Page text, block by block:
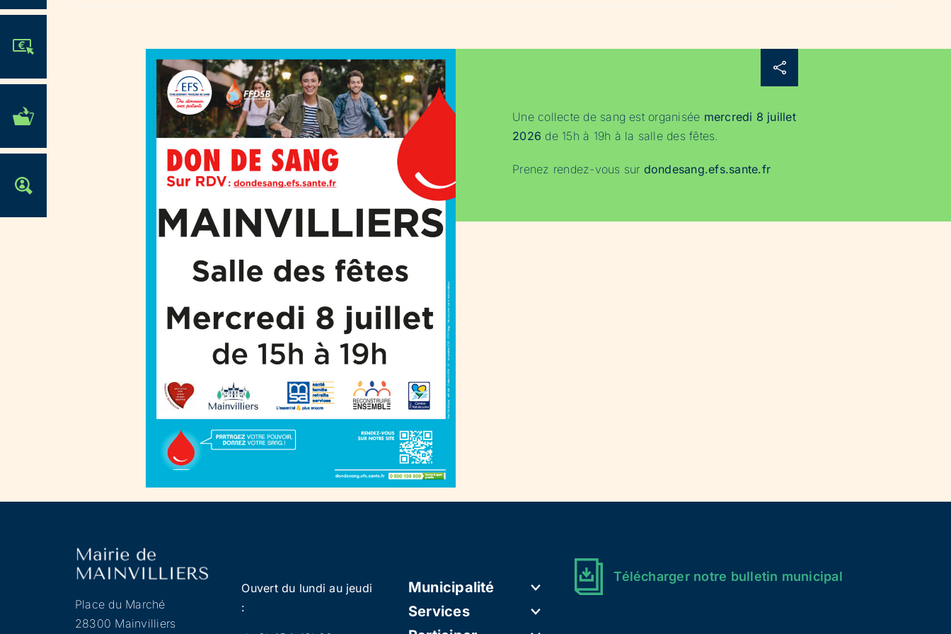
Une collecte de sang est organisée mercredi 8 juillet
2026 de 15h à 19h à la salle des fêtes.
Prenez rendez-vous sur dondesang.efs.sante.fr
Place du Marché
28300 Mainvilliers
Ouvert du lundi au jeudi
:
Municipalité
Services
Télécharger notre bulletin municipal